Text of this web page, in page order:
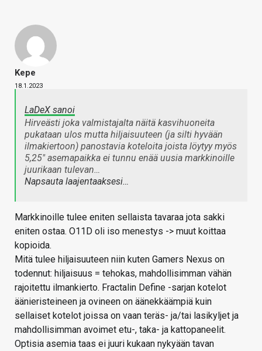
Kepe
18.1.2023
LaDeX sanoi
Hirveästi joka valmistajalta näitä kasvihuoneita
pukataan ulos mutta hiljaisuuteen (ja silti hyvään
ilmakiertoon) panostavia koteloita joista löytyy myös
5,25" asemapaikka ei tunnu enää uusia markkinoille
juurikaan tulevan…
Napsauta laajentaaksesi…
Markkinoille tulee eniten sellaista tavaraa jota sakki
eniten ostaa. O11D oli iso menestys -> muut koittaa
kopioida.
Mitä tulee hiljaisuuteen niin kuten Gamers Nexus on
todennut: hiljaisuus = tehokas, mahdollisimman vähän
rajoitettu ilmankierto. Fractalin Define -sarjan kotelot
äänieristeineen ja ovineen on äänekkäämpiä kuin
sellaiset kotelot joissa on vaan teräs- ja/tai lasikyljet ja
mahdollisimman avoimet etu-, taka- ja kattopaneelit.
Optisia asemia taas ei juuri kukaan nykyään tavan